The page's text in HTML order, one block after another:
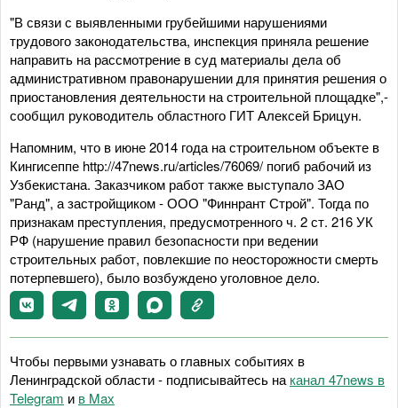
"В связи с выявленными грубейшими нарушениями
трудового законодательства, инспекция приняла решение
направить на рассмотрение в суд материалы дела об
административном правонарушении для принятия решения о
приостановления деятельности на строительной площадке",-
сообщил руководитель областного ГИТ Алексей Брицун.
Напомним, что в июне 2014 года на строительном объекте в
Кингисеппе http://47news.ru/articles/76069/ погиб рабочий из
Узбекистана. Заказчиком работ также выступало ЗАО
"Ранд", а застройщиком - ООО "Финнрант Строй". Тогда по
признакам преступления, предусмотренного ч. 2 ст. 216 УК
РФ (нарушение правил безопасности при ведении
строительных работ, повлекшие по неосторожности смерть
потерпевшего), было возбуждено уголовное дело.
Чтобы первыми узнавать о главных событиях в
Ленинградской области - подписывайтесь на канал 47news в
Telegram и в Maх